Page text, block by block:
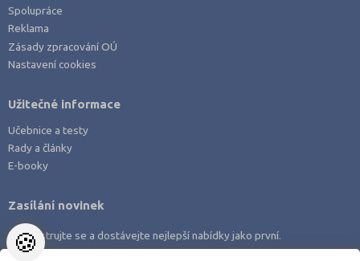
Spolupráce
Reklama
Zásady zpracování OÚ
Nastavení cookies
Užitečné informace
Učebnice a testy
Rady a články
E-booky
Zasílání novinek
Zaregistrujte se a dostávejte nejlepší nabídky jako první.
🍪